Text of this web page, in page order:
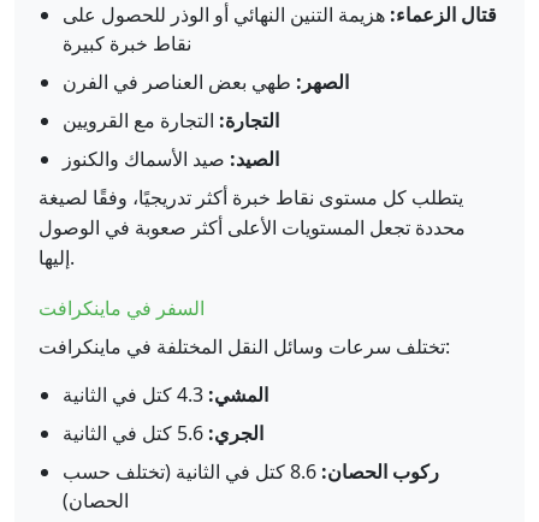
قتال الزعماء: هزيمة التنين النهائي أو الوذر للحصول على
نقاط خبرة كبيرة
الصهر: طهي بعض العناصر في الفرن
التجارة: التجارة مع القرويين
الصيد: صيد الأسماك والكنوز
يتطلب كل مستوى نقاط خبرة أكثر تدريجيًا، وفقًا لصيغة
محددة تجعل المستويات الأعلى أكثر صعوبة في الوصول
إليها.
السفر في ماينكرافت
تختلف سرعات وسائل النقل المختلفة في ماينكرافت:
المشي:
الجري:
ركوب الحصان:
8.6 كتل في الثانية (تختلف حسب
الحصان)